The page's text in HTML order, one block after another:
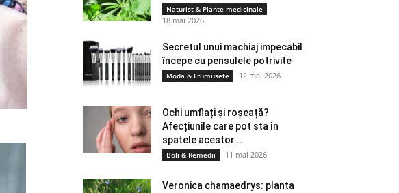
Naturist & Plante medicinale
18 mai 2026
Secretul unui machiaj impecabil
începe cu pensulele potrivite
Moda & Frumusete 12 mai 2026
Ochi umflați și roșeață?
Afecțiunile care pot sta în
spatele acestor...
Boli & Remedii 11 mai 2026
Veronica chamaedrys: planta